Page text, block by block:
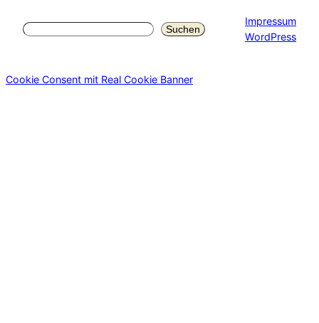
Suchen Suchen
Impressum
WordPress
Cookie Consent mit Real Cookie Banner